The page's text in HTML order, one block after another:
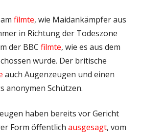
filmte, wie Maidankämpfer aus
in Richtung der Todeszone
der BBC filmte, wie es aus dem
wurde. Der britische
auch Augenzeugen und einen
anonymen Schützen.
haben bereits vor Gericht
Form öffentlich ausgesagt, vom